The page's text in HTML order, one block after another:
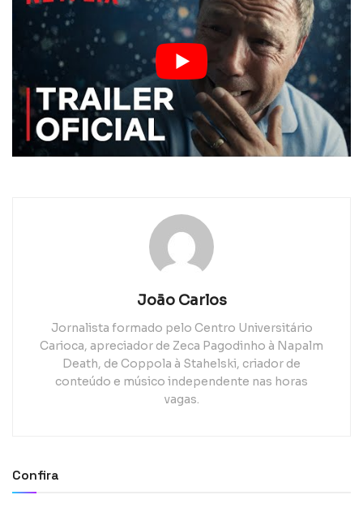
João Carlos
Jornalista formado pelo Centro Universitário
Carioca, apreciador de Zeca Pagodinho à Napalm
Death, de Coppola à Stahelski, criador de
conteúdo e músico independente nas horas
vagas.
Confira